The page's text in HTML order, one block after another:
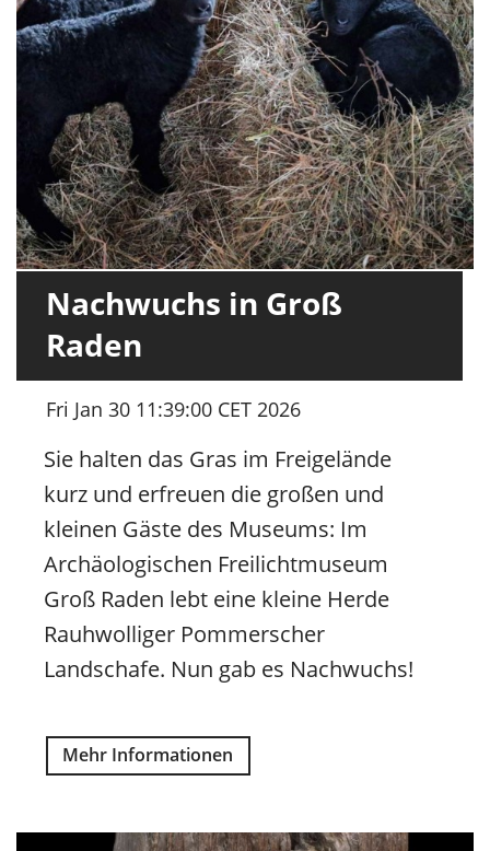
Nachwuchs in Groß
Raden
Fri Jan 30 11:39:00 CET 2026
Sie halten das Gras im Freigelände
kurz und erfreuen die großen und
kleinen Gäste des Museums: Im
Archäologischen Freilichtmuseum
Groß Raden lebt eine kleine Herde
Rauhwolliger Pommerscher
Landschafe. Nun gab es Nachwuchs!
Mehr Informationen